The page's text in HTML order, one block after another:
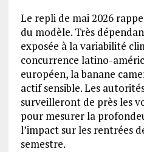
Le repli de mai 2026
du modèle. Très
exposée à la variabilité
concurrence latino-
européen, la banane
actif sensible. Les
surveilleront de près les
pour mesurer la
l’impact sur les rentrées
semestre.